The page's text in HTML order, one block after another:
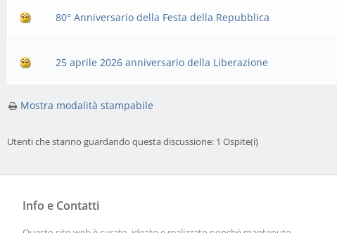
80° Anniversario della Festa della Repubblica
25 aprile 2026 anniversario della Liberazione
Mostra modalità stampabile
Utenti che stanno guardando questa discussione: 1 Ospite(i)
Info e Contatti